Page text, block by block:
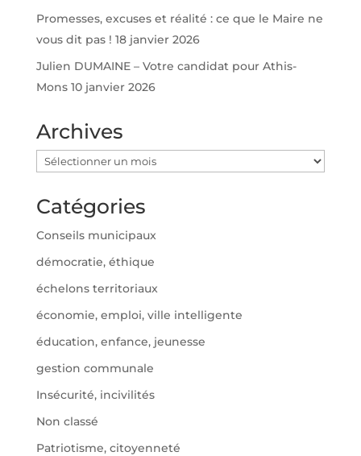
Promesses, excuses et réalité : ce que le Maire ne
vous dit pas ! 18 janvier 2026
Julien DUMAINE – Votre candidat pour Athis-
Mons 10 janvier 2026
Archives
Archives
Catégories
Conseils municipaux
démocratie, éthique
échelons territoriaux
économie, emploi, ville intelligente
éducation, enfance, jeunesse
gestion communale
Insécurité, incivilités
Non classé
Patriotisme, citoyenneté